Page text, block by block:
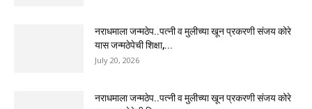
नराधमाला जन्मठेप..पत्नी व मुलीच्या खून प्रकरणी संजय कोरे
यास जन्मठेपेची शिक्षा,...
July 20, 2026
नराधमाला जन्मठेप..पत्नी व मुलीच्या खून प्रकरणी संजय कोरे